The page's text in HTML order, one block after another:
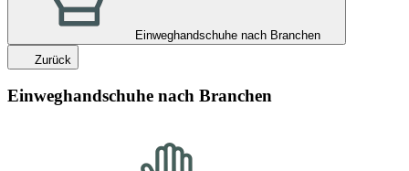
Einweghandschuhe nach Branchen
Zurück
Einweghandschuhe nach Branchen